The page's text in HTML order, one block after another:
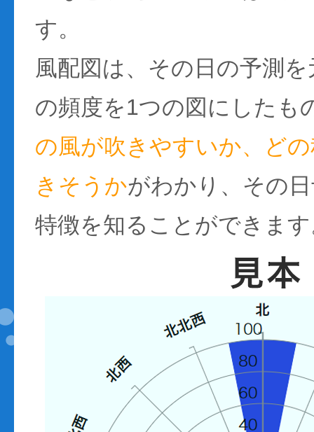
す。
風配図は、その日の予測
の頻度を1つの図にしたも
の風が吹きやすいか、ど
きそうかがわかり、その
特徴を知ることができま